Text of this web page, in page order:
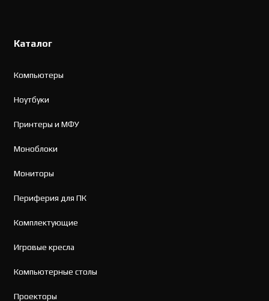
Каталог
Компьютеры
Ноутбуки
Принтеры и МФУ
Моноблоки
Мониторы
Периферия для ПК
Комплектующие
Игровые кресла
Компьютерные столы
Проекторы